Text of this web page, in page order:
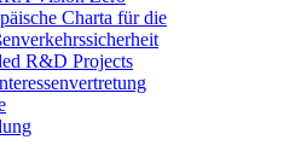
Charta für die
R&D Projects